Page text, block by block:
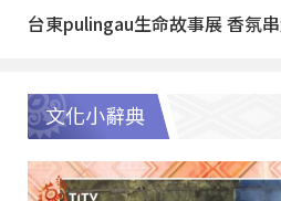
台東pulingau生命故事展 香氛
文化小辭典